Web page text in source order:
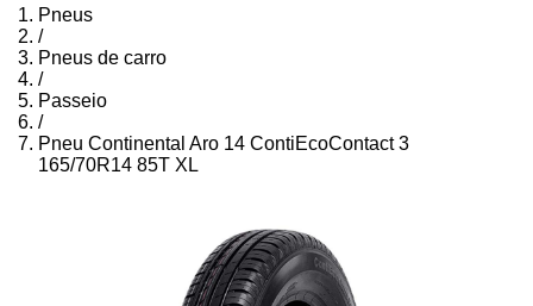
Pneus
/
Pneus de carro
/
Passeio
/
Pneu Continental Aro 14 ContiEcoContact 3
165/70R14 85T XL